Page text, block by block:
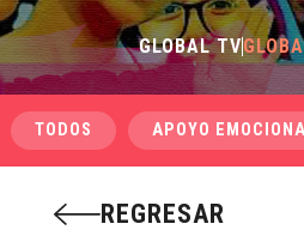
GLOBAL TV
TODOS APOYO
REGRESAR